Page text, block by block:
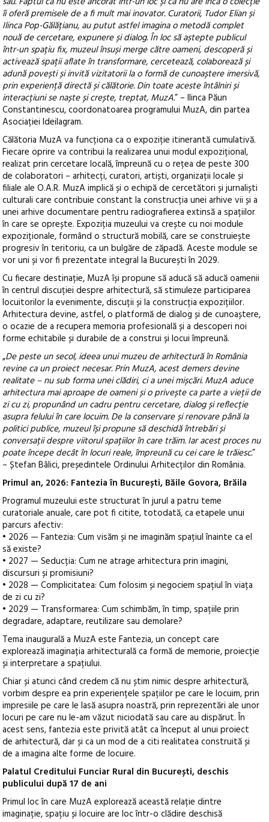
îi oferă premisele de a fi mult mai inovator. Curatorii, Tudor Elian și
Ilinca Pop-Gălățianu, au putut astfel imagina o metodă complet
nouă de cercetare, expunere și dialog. În loc să aștepte publicul
într-un spațiu fix, muzeul însuși merge către oameni, descoperă și
activează spații aflate în transformare, cercetează, colaborează și
adună povești și invită vizitatorii la o formă de cunoaștere imersivă,
prin experiență directă și călătorie. Din toate aceste întâlniri și
interacțiuni se naște și crește, treptat, MuzA.” – Ilinca Păun
Constantinescu, coordonatoarea programului MuzA, din partea
Asociației Ideilagram.
Călătoria MuzA va funcționa ca o expoziție itinerantă cumulativă.
Fiecare oprire va contribui la realizarea unui modul expozițional,
realizat prin cercetare locală, împreună cu o rețea de peste 300
de colaboratori – arhitecți, curatori, artiști, organizații locale și
filiale ale O.A.R. MuzA implică și o echipă de cercetători și jurnaliști
culturali care contribuie constant la construcția unei arhive vii și a
unei arhive documentare pentru radiografierea extinsă a spațiilor
în care se oprește. Expoziția muzeului va crește cu noi module
expoziționale, formând o structură mobilă, care se construiește
progresiv în teritoriu, ca un bulgăre de zăpadă. Aceste module se
vor uni și vor fi prezentate integral la București în 2029.
Cu fiecare destinație, MuzA își propune să aducă să aducă oamenii
în centrul discuției despre arhitectură, să stimuleze participarea
locuitorilor la evenimente, discuții și la construcția expozițiilor.
Arhitectura devine, astfel, o platformă de dialog și de cunoaștere,
o ocazie de a recupera memoria profesională și a descoperi noi
forme echitabile și durabile de a construi și locui împreună.
„De peste un secol, ideea unui muzeu de arhitectură în România
revine ca un proiect necesar. Prin MuzA, acest demers devine
realitate – nu sub forma unei clădiri, ci a unei mișcări. MuzA aduce
arhitectura mai aproape de oameni și o privește ca parte a vieții de
zi cu zi, propunând un cadru pentru cercetare, dialog și reflecție
asupra felului în care locuim. De la conservare și renovare până la
politici publice, muzeul își propune să deschidă întrebări și
conversații despre viitorul spațiilor în care trăim. Iar acest proces nu
poate începe decât în locuri reale, împreună cu cei care le trăiesc.”
– Ștefan Bâlici, președintele Ordinului Arhitecților din România.
Primul an, 2026: Fantezia în București, Băile Govora, Brăila
Programul muzeului este structurat în jurul a patru teme
curatoriale anuale, care pot fi citite, totodată, ca etapele unui
parcurs afectiv:
• 2026 — Fantezia: Cum visăm și ne imaginăm spațiul înainte ca el
să existe?
• 2027 — Seducția: Cum ne atrage arhitectura prin imagini,
discursuri și promisiuni?
• 2028 — Complicitatea: Cum folosim și negociem spațiul în viața
de zi cu zi?
• 2029 — Transformarea: Cum schimbăm, în timp, spațiile prin
degradare, adaptare, reutilizare sau demolare?
Tema inaugurală a MuzA este Fantezia, un concept care
explorează imaginația arhitecturală ca formă de memorie, proiecție
și interpretare a spațiului.
Chiar și atunci când credem că nu știm nimic despre arhitectură,
vorbim despre ea prin experiențele spațiilor pe care le locuim, prin
impresiile pe care le lasă asupra noastră, prin reprezentări ale unor
locuri pe care nu le-am văzut niciodată sau care au dispărut. În
acest sens, fantezia este privită atât ca început al unui proiect
de arhitectură, dar și ca un mod de a citi realitatea construită și
de a imagina alte forme de locuire.
Palatul Creditului Funciar Rural din București, deschis
publicului după 17 de ani
Primul loc în care MuzA explorează această relație dintre
imaginație, spațiu și locuire are loc într-o clădire deschisă